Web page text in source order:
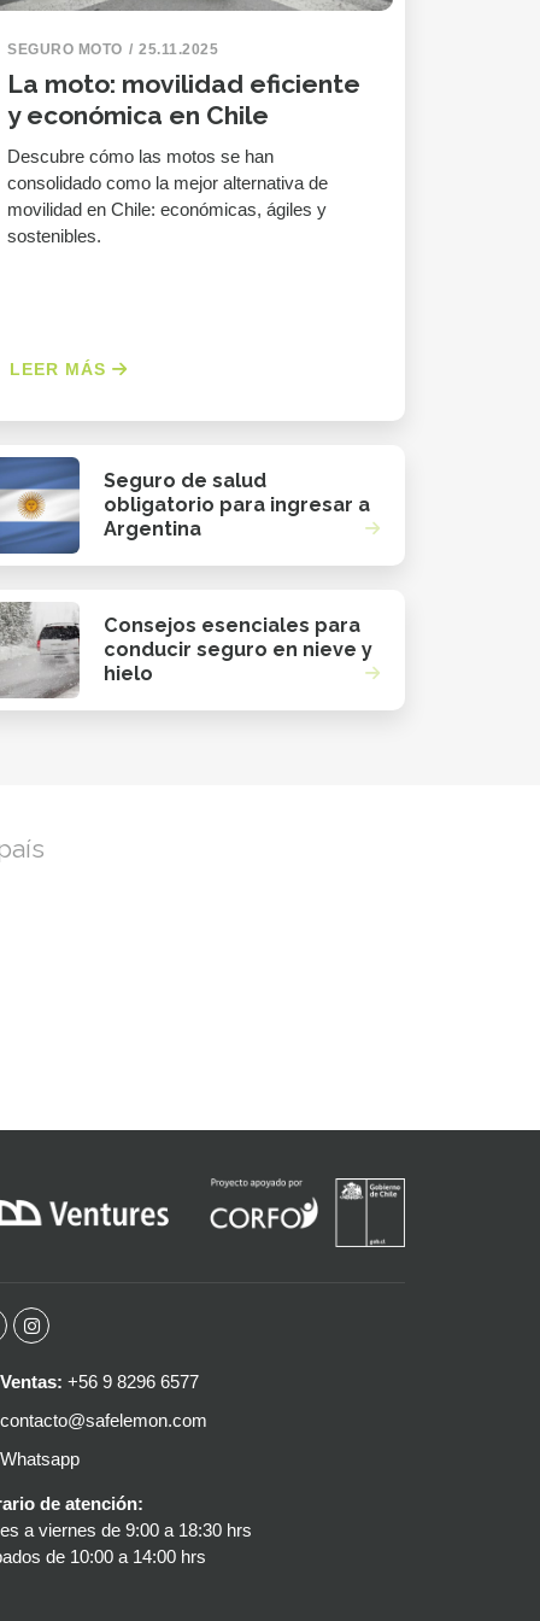
SEGURO MOTO 25.11.2025
La moto: movilidad eficiente
y económica en Chile
Descubre cómo las motos se han
consolidado como la mejor alternativa de
movilidad en Chile: económicas, ágiles y
sostenibles.
LEER MÁS
Seguro de salud
obligatorio para ingresar a
Argentina
Consejos esenciales para
conducir seguro en nieve y
hielo
Ventas: +56 9 8296 6577
de atención:
a viernes de 9:00 a 18:30 hrs
de 10:00 a 14:00 hrs